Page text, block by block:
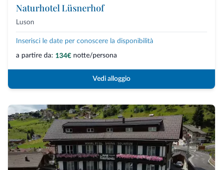
Naturhotel Lüsnerhof
Luson
Inserisci le date per conoscere la disponibilità
a partire da: 134€ notte/persona
Vedi alloggio